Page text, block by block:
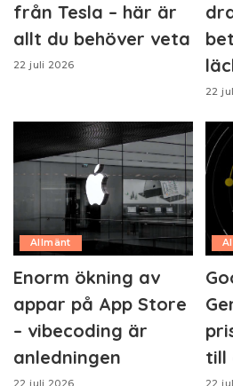
från Tesla – här är
allt du behöver veta
22 juli 2026
22
Allmänt
Enorm ökning av
appar på App Store
– vibecoding är
anledningen
till